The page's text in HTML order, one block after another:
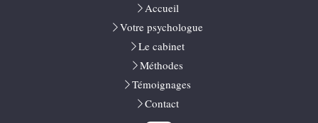
Accueil
Votre psychologue
Le cabinet
Méthodes
Témoignages
Contact